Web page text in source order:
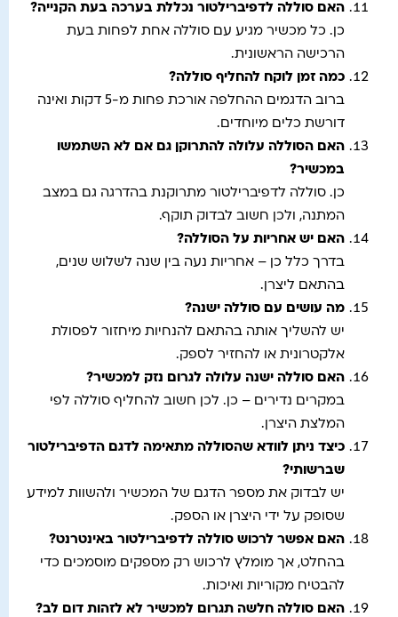
האם סוללה לדפיברילטור נכללת בערכה בעת הקנייה?
כן. כל מכשיר מגיע עם סוללה אחת לפחות בעת
הרכישה הראשונית.
כמה זמן לוקח להחליף סוללה?
ברוב הדגמים ההחלפה אורכת פחות מ-5 דקות ואינה
דורשת כלים מיוחדים.
האם הסוללה עלולה להתרוקן גם אם לא השתמשו
במכשיר?
כן. סוללה לדפיברילטור מתרוקנת בהדרגה גם במצב
המתנה, ולכן חשוב לבדוק תוקף.
האם יש אחריות על הסוללה?
בדרך כלל כן – אחריות נעה בין שנה לשלוש שנים,
בהתאם ליצרן.
מה עושים עם סוללה ישנה?
יש להשליך אותה בהתאם להנחיות מיחזור לפסולת
אלקטרונית או להחזיר לספק.
האם סוללה ישנה עלולה לגרום נזק למכשיר?
במקרים נדירים – כן. לכן חשוב להחליף סוללה לפי
המלצת היצרן.
כיצד ניתן לוודא שהסוללה מתאימה לדגם הדפיברילטור
שברשותי?
יש לבדוק את מספר הדגם של המכשיר ולהשוות למידע
שסופק על ידי היצרן או הספק.
האם אפשר לרכוש סוללה לדפיברילטור באינטרנט?
בהחלט, אך מומלץ לרכוש רק מספקים מוסמכים כדי
להבטיח מקוריות ואיכות.
האם סוללה חלשה תגרום למכשיר לא לזהות דום לב?